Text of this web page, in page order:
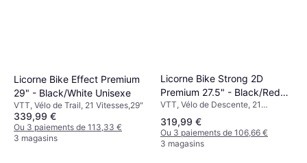
Licorne Bike Effect Premium
29" - Black/White Unisexe
VTT, Vélo de Trail, 21 Vitesses,29"
339,99 €
Ou 3 paiements de 113,33 €
3 magasins
Licorne Bike Strong 2D
Premium 27.5" - Black/Red
Unisexe
VTT, Vélo de Descente, 21
Vitesses,27.5"
319,99 €
Ou 3 paiements de 106,66 €
3 magasins